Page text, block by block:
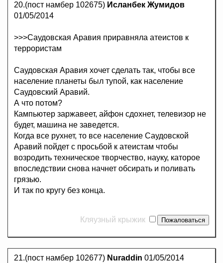
20.(пост намбер 102675) Исланбек Жумидов
01/05/2014
>>>Саудовская Аравия приравняла атеистов к
террористам
Саудовская Аравия хочет сделать так, чтобы все
население планеты был тупой, как население
Саудовский Аравий.
А что потом?
Кампьютер заржавеет, айфон сдохнет, телевизор не
будет, машина не заведется.
Когда все рухнет, то все население Саудовской
Аравий пойдет с просьбой к атеистам чтобы
возродить техническое творчество, науку, каторое
впоследствии снова начнет обсирать и поливать
грязью.
И так по кругу без конца.
Кляузный крыжик
21.(пост намбер 102677) Nuraddin 01/05/2014